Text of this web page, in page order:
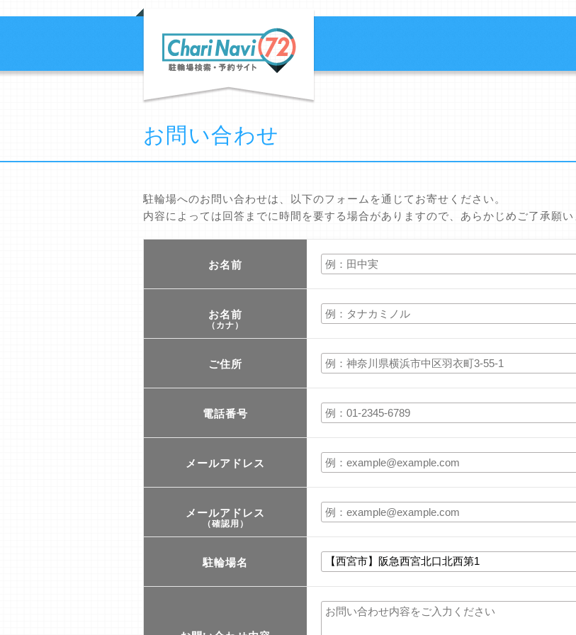
お問い合わせ
駐輪場へのお問い合わせは、以下のフォームを通じてお寄せください。
内容によっては回答までに時間を要する場合がありますので、あらかじめご了承願い
お名前
お名前
（カナ）
ご住所
電話番号
メールアドレス
メールアドレス
（確認用）
駐輪場名